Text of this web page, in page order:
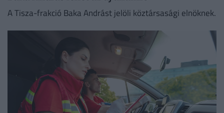
A Tisza-frakció Baka Andrást jelöli köztársasági elnöknek.